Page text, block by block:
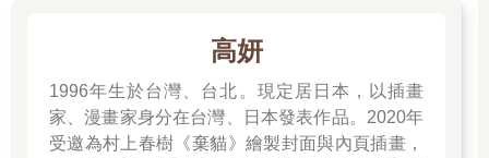
高妍
1996年生於台灣、台北。現定居日本，以插畫
家、漫畫家身分在台灣、日本發表作品。2020年
受邀為村上春樹《棄貓》繪製封面與內頁插畫，